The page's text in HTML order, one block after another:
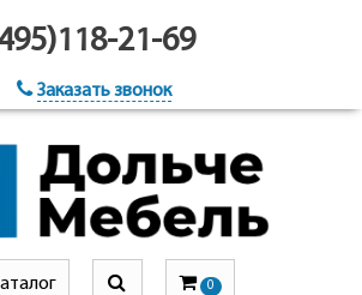
21-69
Заказать звонок
0